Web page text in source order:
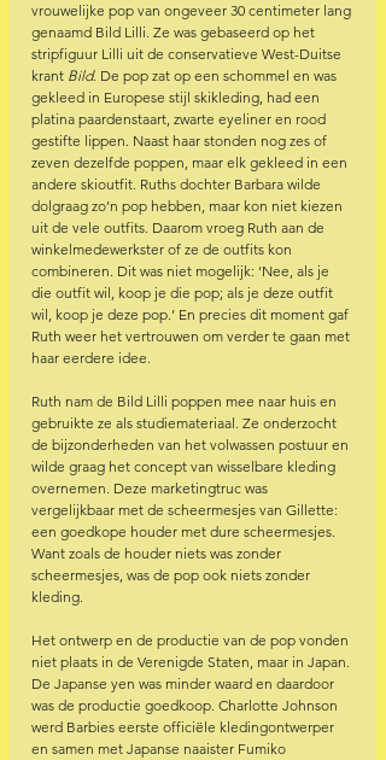
vrouwelijke pop van ongeveer 30 centimeter lang
genaamd Bild Lilli. Ze was gebaseerd op het
stripfiguur Lilli uit de conservatieve West-Duitse
krant Bild. De pop zat op een schommel en was
gekleed in Europese stijl skikleding, had een
platina paardenstaart, zwarte eyeliner en rood
gestifte lippen. Naast haar stonden nog zes of
zeven dezelfde poppen, maar elk gekleed in een
andere skioutfit. Ruths dochter Barbara wilde
dolgraag zo’n pop hebben, maar kon niet kiezen
uit de vele outfits. Daarom vroeg Ruth aan de
winkelmedewerkster of ze de outfits kon
combineren. Dit was niet mogelijk: ‘Nee, als je
die outfit wil, koop je die pop; als je deze outfit
wil, koop je deze pop.’ En precies dit moment gaf
Ruth weer het vertrouwen om verder te gaan met
haar eerdere idee.
Ruth nam de Bild Lilli poppen mee naar huis en
gebruikte ze als studiemateriaal. Ze onderzocht
de bijzonderheden van het volwassen postuur en
wilde graag het concept van wisselbare kleding
overnemen. Deze marketingtruc was
vergelijkbaar met de scheermesjes van Gillette:
een goedkope houder met dure scheermesjes.
Want zoals de houder niets was zonder
scheermesjes, was de pop ook niets zonder
kleding.
Het ontwerp en de productie van de pop vonden
niet plaats in de Verenigde Staten, maar in Japan.
De Japanse yen was minder waard en daardoor
was de productie goedkoop. Charlotte Johnson
werd Barbies eerste officiële kledingontwerper
en samen met Japanse naaister Fumiko